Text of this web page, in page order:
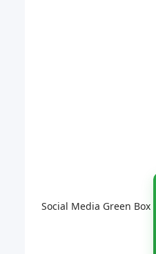
Social Media Green Box